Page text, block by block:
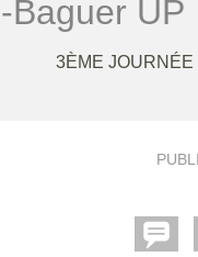
Baguer UP
3ÈME JOURNÉE